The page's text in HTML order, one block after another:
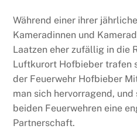
Während einer ihrer
Kameradinnen und
Laatzen eher zufällig in die
Luftkurort Hofbieber trafen
der Feuerwehr Hofbieber
man sich hervorragend,
beiden Feuerwehren eine
Partnerschaft.